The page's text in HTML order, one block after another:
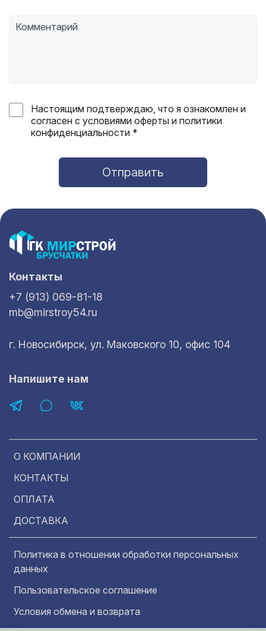
Настоящим подтверждаю, что я ознакомлен и
согласен с условиями оферты и политики
конфиденциальности *
Отправить
О КОМПАНИИ
КОНТАКТЫ
ОПЛАТА
ДОСТАВКА
Политика в отношении обработки персональных
данных
Пользовательское соглашение
Условия обмена и возврата
Контакты
+7 (913) 069-81-18
mb@mirstroy54.ru
г. Новосибирск, ул. Маковского 10, офис 104
Напишите нам